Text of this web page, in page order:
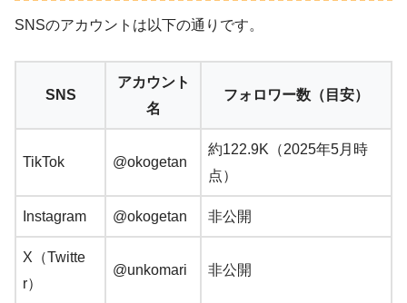
SNSのアカウントは以下の通りです。
SNS
アカウント
名
フォロワー数（目安）
TikTok @okogetan
約122.9K（2025年5月時
点）
Instagram @okogetan 非公開
X（Twitte
r）
@unkomari 非公開